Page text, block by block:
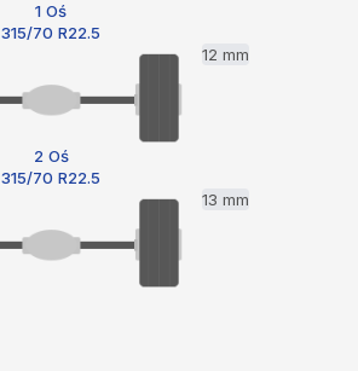
1 Oś
315/70 R22.5
12 mm
2 Oś
315/70 R22.5
13 mm